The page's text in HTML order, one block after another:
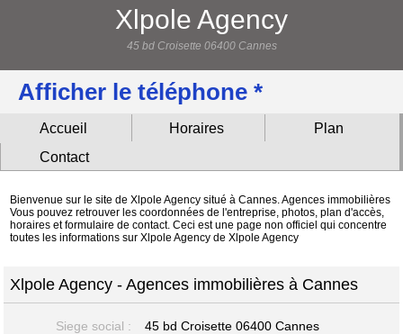
Xlpole Agency
45 bd Croisette 06400 Cannes
Afficher le téléphone *
Accueil Horaires
Plan
Contact
Bienvenue sur le site de Xlpole Agency situé à Cannes. Agences immobilières
Vous pouvez retrouver les coordonnées de l'entreprise, photos, plan d'accès,
horaires et formulaire de contact. Ceci est une page non officiel qui concentre
toutes les informations sur Xlpole Agency de Xlpole Agency
Xlpole Agency - Agences immobilières à Cannes
Siege social : 45 bd Croisette06400 Cannes